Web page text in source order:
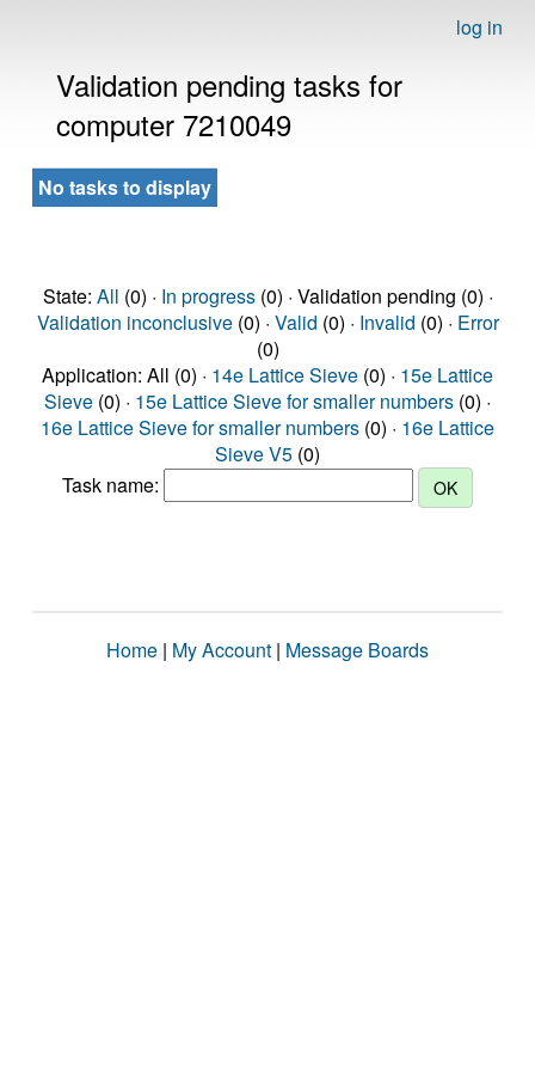
log in
Validation pending tasks for
computer 7210049
No tasks to display
State: All (0) · In progress(0) · Validation pending (0) ·
Validation inconclusive(0) · Valid (0) · Invalid (0) · Error
(0)
Application: All (0) · 14e Lattice Sieve (0) · 15e Lattice
Sieve (0) · 15e Lattice Sieve for smaller numbers (0) ·
16e Lattice Sieve for smaller numbers (0) · 16e Lattice
Sieve V5 (0)
Task name:
Home | My Account | Message Boards